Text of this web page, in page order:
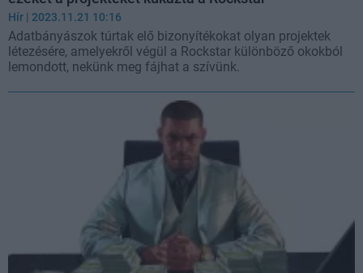
Hír | 2023.11.21 10:16
Adatbányászok túrtak elő bizonyítékokat olyan projektek
létezésére, amelyekről végül a Rockstar különböző okokból
lemondott, nekünk meg fájhat a szívünk.